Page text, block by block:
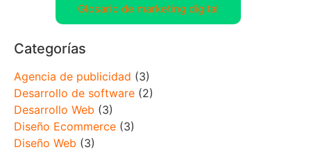
Glosario de marketing digital
Categorías
Agencia de publicidad (3)
Desarrollo de software (2)
Desarrollo Web (3)
Diseño Ecommerce (3)
Diseño Web (3)